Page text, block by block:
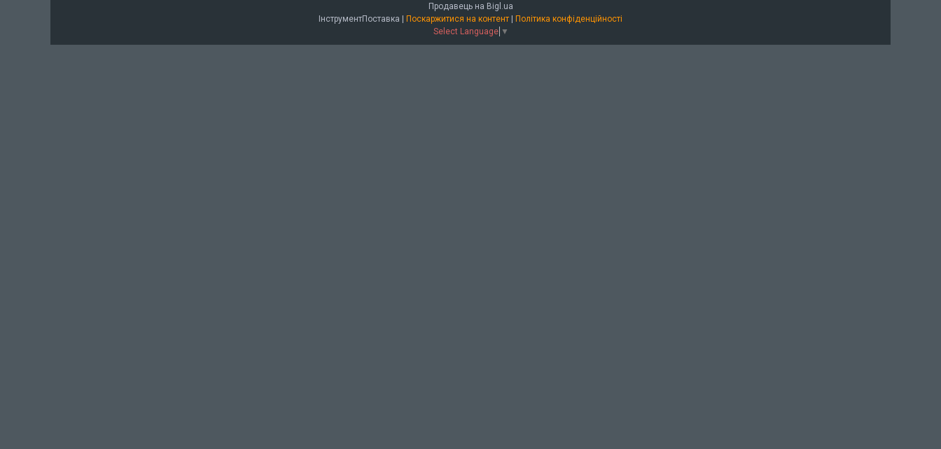
Продавець на Bigl.ua
ІнструментПоставка | Поскаржитися на контент | Політика конфіденційності
Select Language ▼